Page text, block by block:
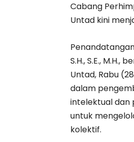
Cabang
Untad kini
S.H., S.E., M.H.,
Untad, Rabu
dalam
intelektual dan
untuk
kolektif.